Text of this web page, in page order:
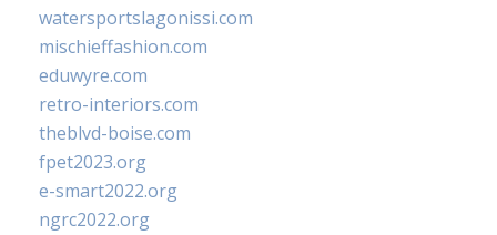
watersportslagonissi.com
mischieffashion.com
eduwyre.com
retro-interiors.com
theblvd-boise.com
fpet2023.org
e-smart2022.org
ngrc2022.org